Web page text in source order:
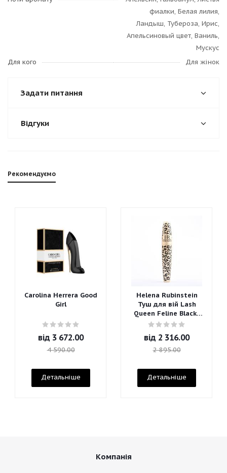
фиалки, Белая лилия,
Ландыш, Тубероза, Ирис,
Апельсиновый цвет, Ваниль,
Мускус
Для кого
Для жінок
Задати питання
Відгуки
Рекомендуємо
Carolina Herrera Good
Girl
від 3 672.00
4 590.00
Детальніше
Helena Rubinstein
Туш для вій Lash
Queen Feline Blacks
Mascara
від 2 316.00
2 895.00
Детальніше
Компанія